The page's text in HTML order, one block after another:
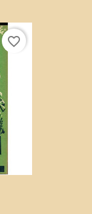
favorite_border